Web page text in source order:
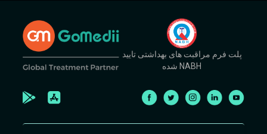
پلت فرم مراقبت های بهداشتی تایید
شده NABH